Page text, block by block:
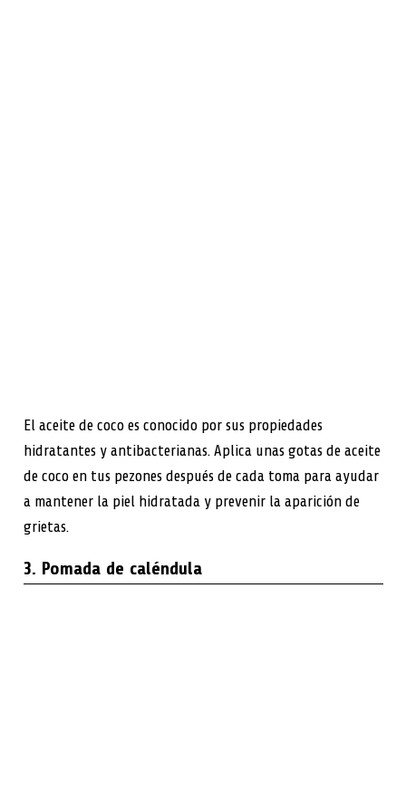
El aceite de coco es conocido por sus propiedades
hidratantes y antibacterianas. Aplica unas gotas de aceite
de coco en tus pezones después de cada toma para ayudar
a mantener la piel hidratada y prevenir la aparición de
grietas.
3. Pomada de caléndula